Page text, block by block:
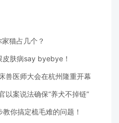
猫占几个？
肤病say byebye！
兽医师大会在杭州隆重开幕
以案说法确保“养犬不掉链”
你搞定梳毛难的问题！